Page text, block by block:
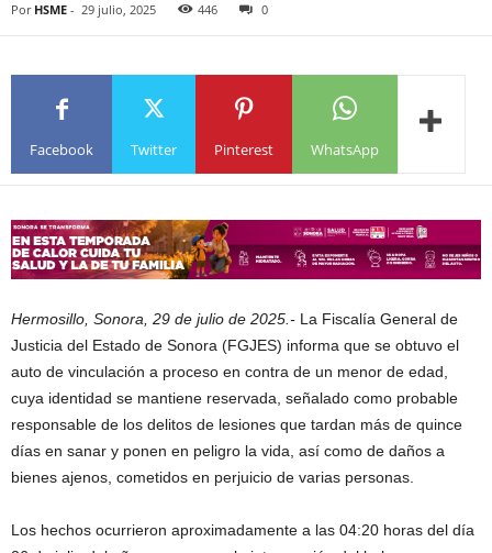
Por HSME - 29 julio, 2025 446 0
Facebook Twitter Pinterest WhatsApp
Hermosillo, Sonora, 29 de julio de 2025.- La Fiscalía General de
Justicia del Estado de Sonora (FGJES) informa que se obtuvo el
auto de vinculación a proceso en contra de un menor de edad,
cuya identidad se mantiene reservada, señalado como probable
responsable de los delitos de lesiones que tardan más de quince
días en sanar y ponen en peligro la vida, así como de daños a
bienes ajenos, cometidos en perjuicio de varias personas.
Los hechos ocurrieron aproximadamente a las 04:20 horas del día